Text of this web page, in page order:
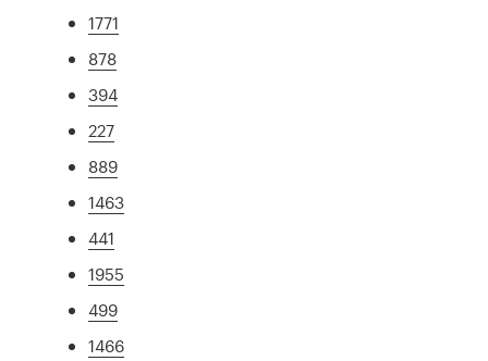
1771
878
394
227
889
1463
441
1955
499
1466